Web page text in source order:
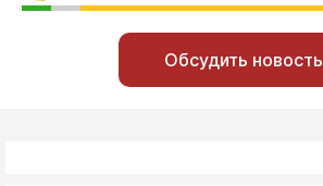
Обсудить новость